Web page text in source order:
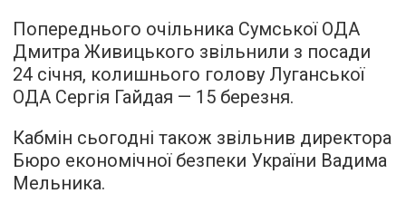
Попереднього очільника Сумської ОДА
Дмитра Живицького звільнили з посади
24 січня, колишнього голову Луганської
ОДА Сергія Гайдая — 15 березня.
Кабмін сьогодні також звільнив директора
Бюро економічної безпеки України Вадима
Мельника.